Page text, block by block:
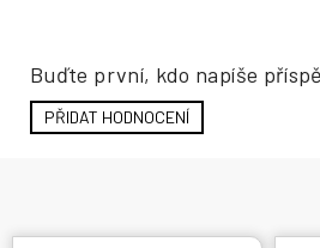
Buďte první, kdo napíše
PŘIDAT HODNOCENÍ